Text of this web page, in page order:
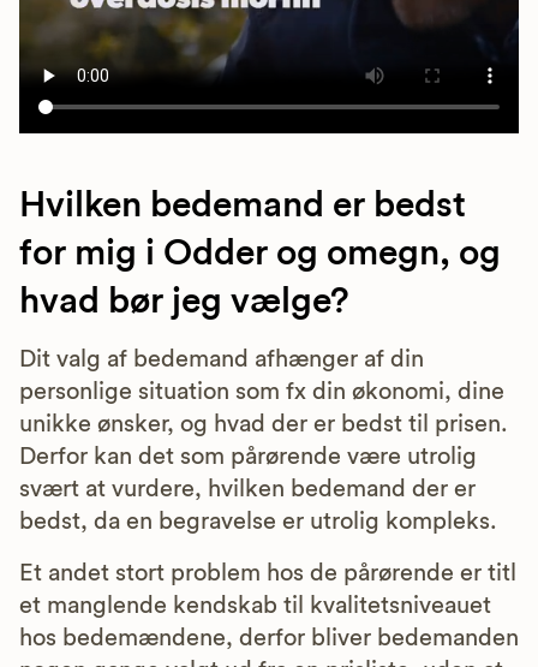
Hvilken bedemand er bedst
for mig i Odder og omegn, og
hvad bør jeg vælge?
Dit valg af bedemand afhænger af din
personlige situation som fx din økonomi, dine
unikke ønsker, og hvad der er bedst til prisen.
Derfor kan det som pårørende være utrolig
svært at vurdere, hvilken bedemand der er
bedst, da en begravelse er utrolig kompleks.
Et andet stort problem hos de pårørende er titl
et manglende kendskab til kvalitetsniveauet
hos bedemændene, derfor bliver bedemanden